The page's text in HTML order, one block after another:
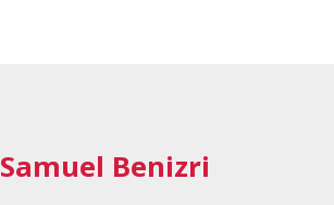
Samuel Benizri